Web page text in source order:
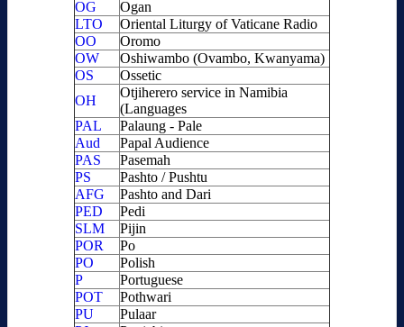
OG
Ogan
LTO
Oriental Liturgy of Vaticane Radio
OO
Oromo
OW
Oshiwambo (Ovambo, Kwanyama)
OS
Ossetic
OH
Otjiherero service in Namibia
(Languages
PAL
Palaung - Pale
Aud
Papal Audience
PAS
Pasemah
PS
Pashto / Pushtu
AFG
Pashto and Dari
PED
Pedi
SLM
Pijin
POR
Po
PO
Polish
P
Portuguese
POT
Pothwari
PU
Pulaar